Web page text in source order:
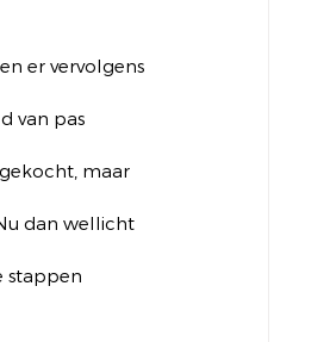
er vervolgens
van pas
maar
dan wellicht
stappen